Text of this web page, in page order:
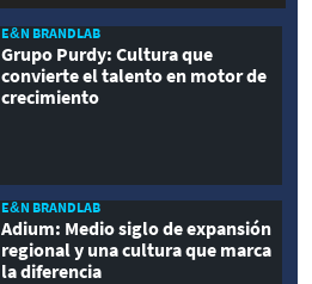
E&N BRANDLAB
Grupo Purdy: Cultura que
convierte el talento en motor de
crecimiento
E&N BRANDLAB
Adium: Medio siglo de expansión
regional y una cultura que marca
la diferencia